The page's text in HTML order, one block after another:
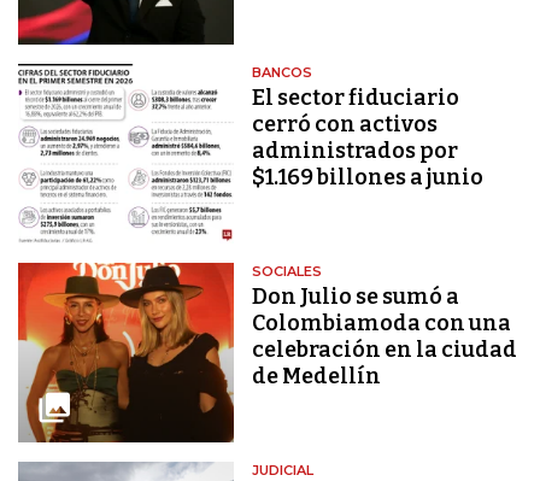
BANCOS
El sector fiduciario
cerró con activos
administrados por
$1.169 billones a junio
SOCIALES
Don Julio se sumó a
Colombiamoda con una
celebración en la ciudad
de Medellín
JUDICIAL